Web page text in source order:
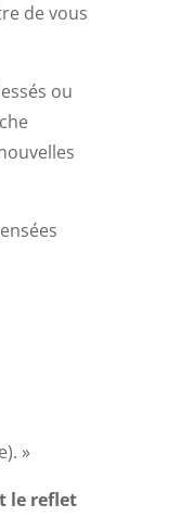
de vous
ou
»
le reflet